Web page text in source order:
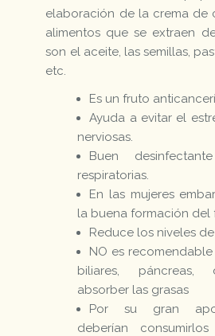
elaboración de la crema de
alimentos que se extraen
son el aceite, las semillas,
etc.
Es un fruto
Ayuda a evitar el
nerviosas.
Buen
respiratorias.
En las mujeres
la buena formación del
Reduce los niveles
NO es
biliares, páncreas,
absorber las grasas
Por su gran
deberían